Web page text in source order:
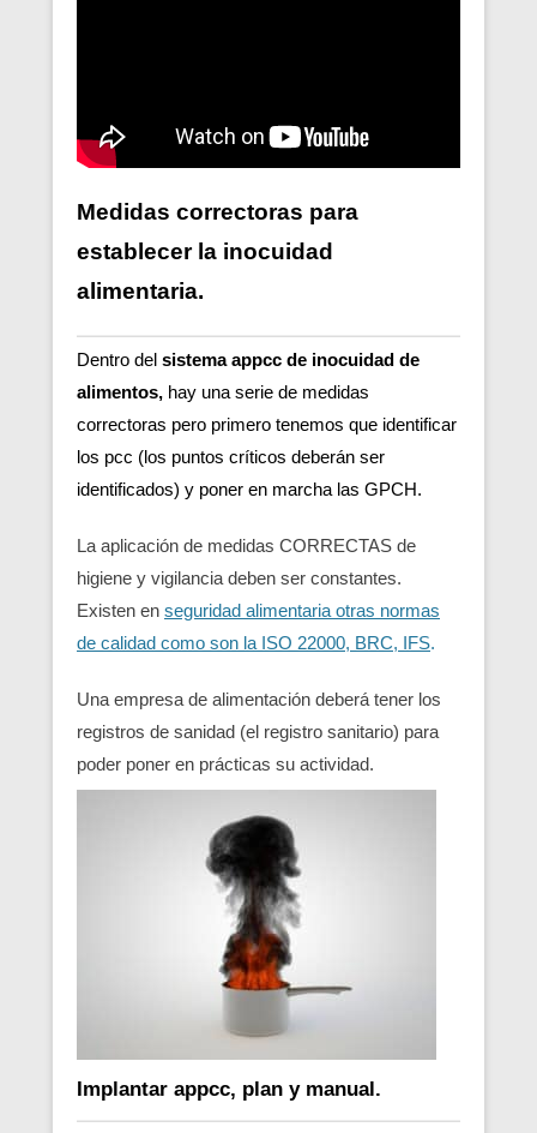
Medidas correctoras para
establecer la inocuidad
alimentaria.
Dentro del sistema appcc de inocuidad de
alimentos, hay una serie de medidas
correctoras pero primero tenemos que identificar
los pcc (los puntos críticos deberán ser
identificados) y poner en marcha las GPCH.
La aplicación de medidas CORRECTAS de
higiene y vigilancia deben ser constantes.
Existen en seguridad alimentaria otras normas
de calidad como son la ISO 22000, BRC, IFS.
Una empresa de alimentación deberá tener los
registros de sanidad (el registro sanitario) para
poder poner en prácticas su actividad.
Implantar appcc, plan y manual.